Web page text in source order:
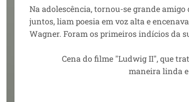
Na adolescência, tornou-se grande
juntos, liam poesia em voz alta e
Wagner. Foram os primeiros indícios da
Cena do filme "Ludwig II", que
maneira linda